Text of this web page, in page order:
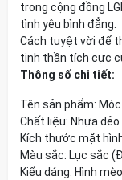
trong cộng đồng
tình yêu bình đẳng.
Cách tuyệt vời để
tinh thần tích cực
Thông số chi tiết:
Tên sản phẩm:
Chất liệu: Nhựa dẻo
Kích thước mặt
Màu sắc: Lục sắc
Kiểu dáng: Hình mèo